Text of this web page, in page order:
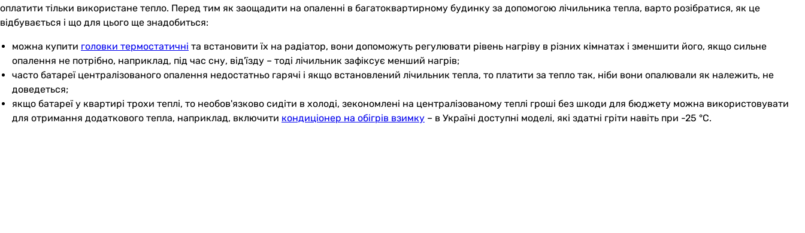
оплатити тільки використане тепло. Перед тим як заощадити на опаленні в багатоквартирному будинку за допомогою лічильника тепла, варто розібратися, як це
відбувається і що для цього ще знадобиться:
можна купити головки термостатичні та встановити їх на радіатор, вони допоможуть регулювати рівень нагріву в різних кімнатах і зменшити його, якщо сильне
опалення не потрібно, наприклад, під час сну, від'їзду – тоді лічильник зафіксує менший нагрів;
часто батареї централізованого опалення недостатньо гарячі і якщо встановлений лічильник тепла, то платити за тепло так, ніби вони опалювали як належить, не
доведеться;
якщо батареї у квартирі трохи теплі, то необов'язково сидіти в холоді, зекономлені на централізованому теплі гроші без шкоди для бюджету можна використовувати
для отримання додаткового тепла, наприклад, включити кондиціонер на обігрів взимку – в Україні доступні моделі, які здатні гріти навіть при -25 °C.